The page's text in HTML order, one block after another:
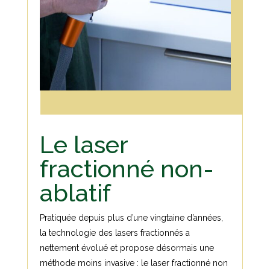
Le laser
fractionné non-
ablatif
Pratiquée depuis plus d’une vingtaine d’années,
la technologie des lasers fractionnés a
nettement évolué et propose désormais une
méthode moins invasive : le laser fractionné non